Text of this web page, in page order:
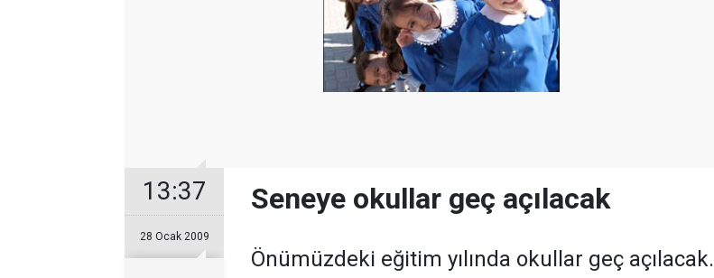
13:37
28 Ocak 2009
Seneye okullar geç açılacak
Önümüzdeki eğitim yılında okullar geç açılacak.